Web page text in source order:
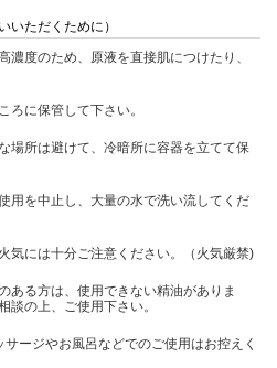
いただくために）
濃度のため、原液を直接肌につけたり、
ろに保管して下さい。
場所は避けて、冷暗所に容器を立てて保
用を中止し、大量の水で洗い流してくだ
気には十分ご注意ください。（火気厳禁)
ある方は、使用できない精油がありま
談の上、ご使用下さい。
ージやお風呂などでのご使用はお控えく